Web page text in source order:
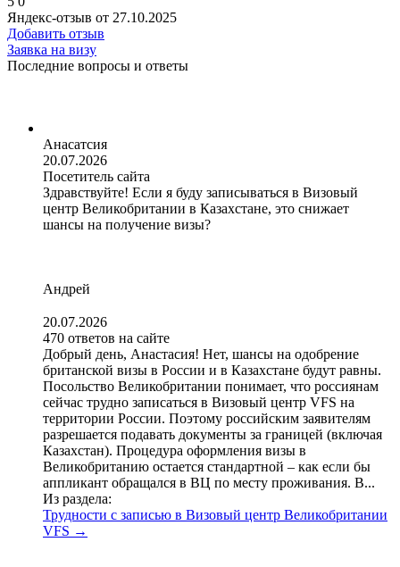
Яндекс-отзыв от 27.10.2025
Добавить отзыв
Заявка на визу
Последние вопросы и ответы
Анасатсия
20.07.2026
Посетитель сайта
Здравствуйте! Если я буду записываться в Визовый
центр Великобритании в Казахстане, это снижает
шансы на получение визы?
Андрей
20.07.2026
470 ответов на сайте
Добрый день, Анастасия! Нет, шансы на одобрение
британской визы в России и в Казахстане будут равны.
Посольство Великобритании понимает, что россиянам
сейчас трудно записаться в Визовый центр VFS на
территории России. Поэтому российским заявителям
разрешается подавать документы за границей (включая
Казахстан). Процедура оформления визы в
Великобританию остается стандартной – как если бы
аппликант обращался в ВЦ по месту проживания. В...
Из раздела:
Трудности с записью в Визовый центр Великобритании
VFS →